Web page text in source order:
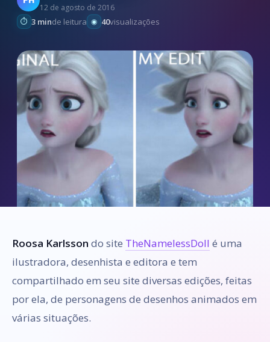
12 de agosto de 2016
3 minde leitura 40visualizações
Roosa Karlsson do site TheNamelessDoll é uma
ilustradora, desenhista e editora e tem
compartilhado em seu site diversas edições, feitas
por ela, de personagens de desenhos animados em
várias situações.